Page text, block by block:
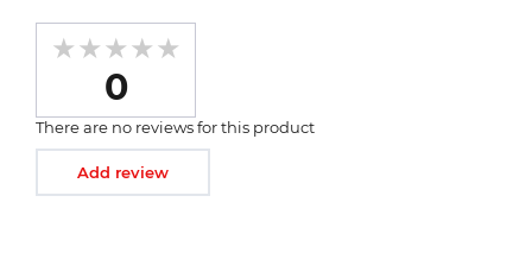
0
There are no reviews for this product
Add review